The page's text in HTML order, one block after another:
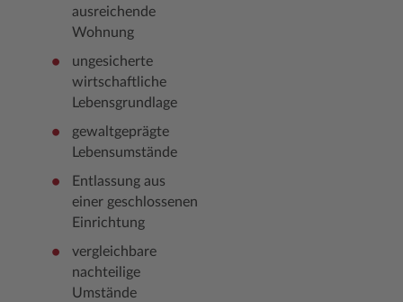
ausreichende
Wohnung
ungesicherte
wirtschaftliche
Lebensgrundlage
gewaltgeprägte
Lebensumstände
Entlassung aus
einer geschlossenen
Einrichtung
vergleichbare
nachteilige
Umstände